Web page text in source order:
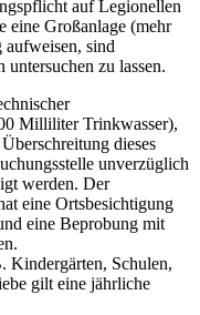
auf Legionellen
eine Großanlage (mehr
sind
zu lassen.
Milliliter Trinkwasser),
dieses
unverzüglich
werden. Der
eine Ortsbesichtigung
eine Beprobung mit
Kindergärten, Schulen,
gilt eine jährliche